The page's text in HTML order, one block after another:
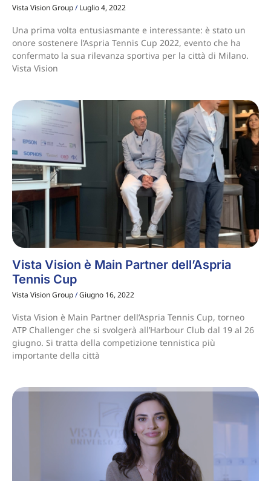
Vista Vision Group Luglio 4, 2022
Una prima volta entusiasmante e interessante: è stato un
onore sostenere l’Aspria Tennis Cup 2022, evento che ha
confermato la sua rilevanza sportiva per la città di Milano.
Vista Vision
Vista Vision è Main Partner dell’Aspria
Tennis Cup
Vista Vision Group Giugno 16, 2022
Vista Vision è Main Partner dell’Aspria Tennis Cup, torneo
ATP Challenger che si svolgerà all’Harbour Club dal 19 al 26
giugno. Si tratta della competizione tennistica più
importante della città